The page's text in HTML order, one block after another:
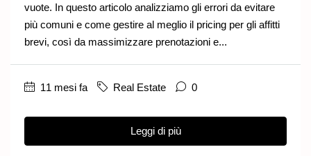
vuote. In questo articolo analizziamo gli errori da evitare
più comuni e come gestire al meglio il pricing per gli affitti
brevi, così da massimizzare prenotazioni e...
11 mesi fa Real Estate 0
Leggi di più